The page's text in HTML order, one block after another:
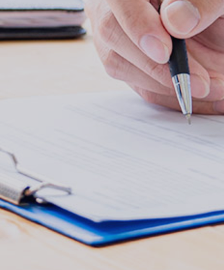
地域の医療機関や行政・福祉との連携を通
患者様に信頼される適正な医療を
患者様の生命と安全を尊重し、常に知識や技術の向上
に努め、積極的に地域医療に貢献します。
救急態勢を充実させ、他の医療機関や行政・福祉との
連携を強化し、患者様中心の基本方針のもと信頼でき
る医療を提供し、地域社会に貢献しています。